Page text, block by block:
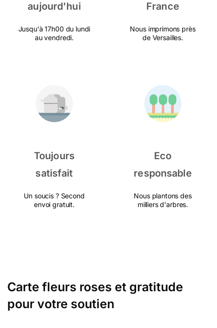
aujourd'hui
Jusqu'à 17h00 du lundi
au vendredi.
France
Nous imprimons près
de Versailles.
Toujours
satisfait
Un soucis ? Second
envoi gratuit.
Eco
responsable
Nous plantons des
milliers d'arbres.
Carte fleurs roses et gratitude
pour votre soutien